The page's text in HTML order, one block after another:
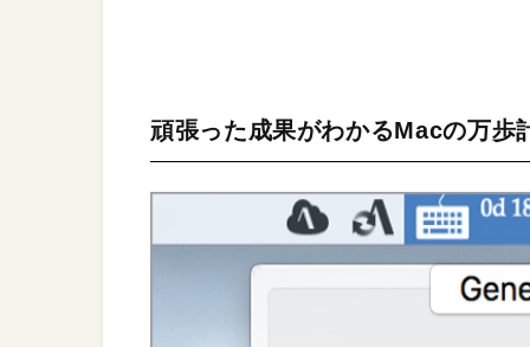
頑張った成果がわかるMacの万歩